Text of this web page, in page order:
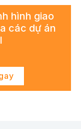
hình giao
các dự án